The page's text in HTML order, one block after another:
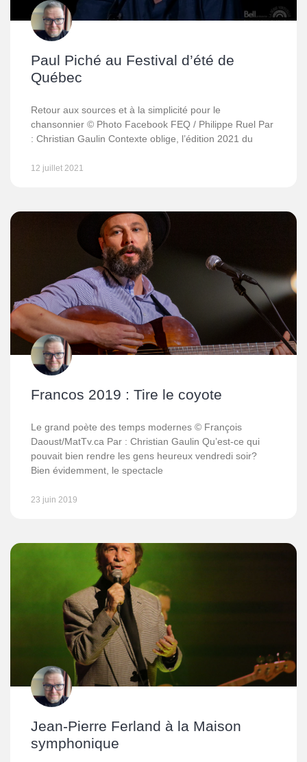
Paul Piché au Festival d’été de
Québec
Retour aux sources et à la simplicité pour le
chansonnier © Photo Facebook FEQ / Philippe Ruel Par
: Christian Gaulin Contexte oblige, l’édition 2021 du
12 juillet 2021
Francos 2019 : Tire le coyote
Le grand poète des temps modernes © François
Daoust/MatTv.ca Par : Christian Gaulin Qu’est-ce qui
pouvait bien rendre les gens heureux vendredi soir?
Bien évidemment, le spectacle
23 juin 2019
Jean-Pierre Ferland à la Maison
symphonique